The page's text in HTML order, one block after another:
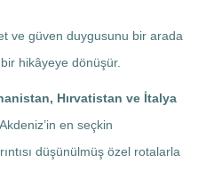
ve güven duygusunu bir arada
hikâyeye dönüşür.
Hırvatistan ve İtalya
en seçkin
düşünülmüş özel rotalarla